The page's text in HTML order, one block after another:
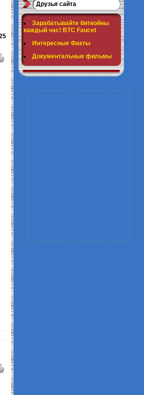
Друзья сайта
Зарабатывайте биткойны
каждый час! BTC Faucet
Интересные Факты
Документальные фильмы